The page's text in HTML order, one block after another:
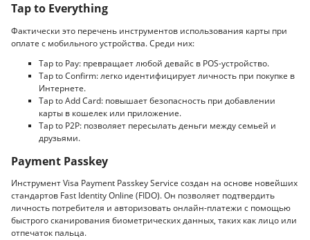
Tap to Everything
Фактически это перечень инструментов использования карты при
оплате с мобильного устройства. Среди них:
Tap to Pay: превращает любой девайс в POS-устройство.
Tap to Confirm: легко идентифицирует личность при покупке в
Интернете.
Tap to Add Card: повышает безопасность при добавлении
карты в кошелек или приложение.
Tap to P2P: позволяет пересылать деньги между семьей и
друзьями.
Payment Passkey
Инструмент Visa Payment Passkey Service создан на основе новейших
стандартов Fast Identity Online (FIDO). Он позволяет подтвердить
личность потребителя и авторизовать онлайн-платежи с помощью
быстрого сканирования биометрических данных, таких как лицо или
отпечаток пальца.